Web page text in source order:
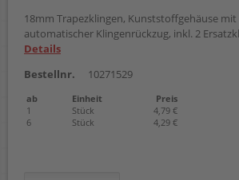
18mm Trapezklingen, Kunststoffgehäuse
automatischer Klingenrückzug, inkl. 2
Details
Bestellnr.
10271529
ab Einheit
Preis
1
Stück
4,79 €
6
Stück 4,29 €